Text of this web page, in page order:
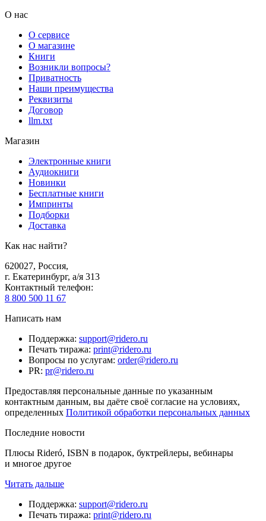
О нас
О сервисе
О магазине
Книги
Возникли вопросы?
Приватность
Наши преимущества
Реквизиты
Договор
llm.txt
Магазин
Электронные книги
Аудиокниги
Новинки
Бесплатные книги
Импринты
Подборки
Доставка
Как нас найти?
620027, Россия,
г. Екатеринбург, а/я 313
Контактный телефон:
8 800 500 11 67
Написать нам
Поддержка: support@ridero.ru
Печать тиража: print@ridero.ru
Вопросы по услугам: order@ridero.ru
PR: pr@ridero.ru
Предоставляя персональные данные по указанным
контактным данным, вы даёте своё согласие на условиях,
определенных Политикой обработки персональных данных
Последние новости
Плюсы Rideró, ISBN в подарок, буктрейлеры, вебинары
и многое другое
Читать дальше
Поддержка: support@ridero.ru
Печать тиража: print@ridero.ru